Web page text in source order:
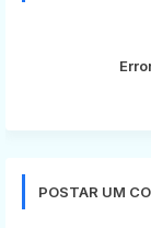
POSTAR UM